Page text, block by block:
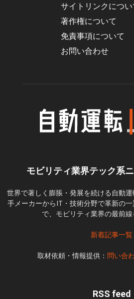
サイトリンクについ
著作権について
免責事項について
お問い合わせ
モビリティ業界テック系
世界で著しく膨脹・発展を続ける自動
手メーカーからIT・技術分野で革新の
で、モビリティ業界の最前線
新着記事一覧
取材依頼・情報提供： 問い合
RSS feed